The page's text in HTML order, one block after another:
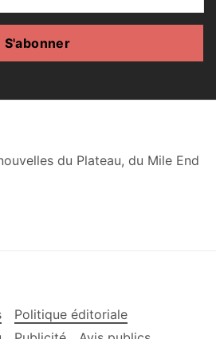
S'abonner
du Plateau, du Mile End
Politique éditoriale